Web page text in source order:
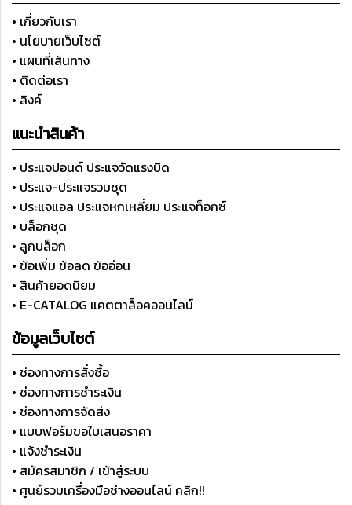
• เกี่ยวกับเรา
• นโยบายเว็บไซต์
• แผนที่เส้นทาง
• ติดต่อเรา
• ลิงค์
แนะนำสินค้า
• ประแจปอนด์ ประแจวัดแรงบิด
• ประแจ-ประแจรวมชุด
• ประแจแอล ประแจหกเหลี่ยม ประแจท็อกซ์
• บล็อกชุด
• ลูกบล็อก
• ข้อเพิ่ม ข้อลด ข้ออ่อน
• สินค้ายอดนิยม
• E-CATALOG แคตตาล็อคออนไลน์
ข้อมูลเว็บไซต์
• ช่องทางการสั่งซื้อ
• ช่องทางการชำระเงิน
• ช่องทางการจัดส่ง
• แบบฟอร์มขอใบเสนอราคา
• แจ้งชำระเงิน
• สมัครสมาชิก / เข้าสู่ระบบ
• ศูนย์รวมเครื่องมือช่างออนไลน์ คลิก!!